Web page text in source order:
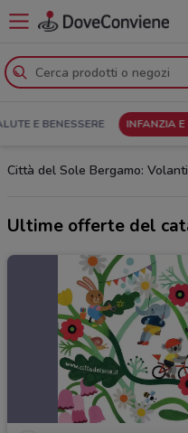
E BENESSERE INFANZIA E
Città del Sole Bergamo:
Ultime offerte del